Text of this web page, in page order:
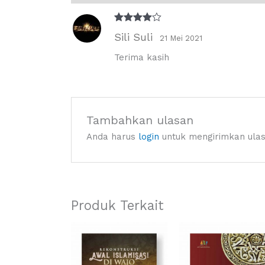
dari 5
Sili Suli 21 Mei 2021
Terima kasih
Tambahkan ulasan
Anda harus login untuk mengirimkan
Produk Terkait